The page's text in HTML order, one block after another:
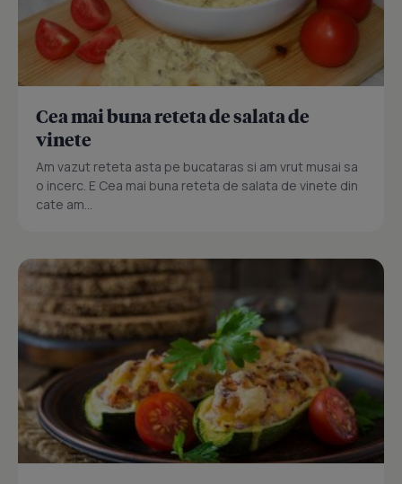
Cea mai buna reteta de salata de
vinete
Am vazut reteta asta pe bucataras si am vrut musai sa
o incerc. E Cea mai buna reteta de salata de vinete din
cate am...